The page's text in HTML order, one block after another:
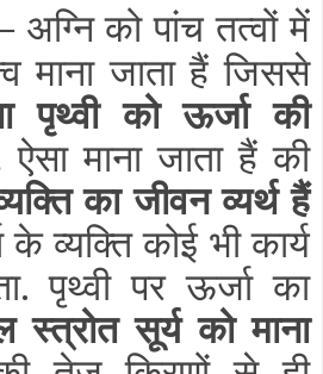
अग्नि को पांच तत्वों में
माना जाता हैं जिससे
पृथ्वी को ऊर्जा की
ऐसा माना जाता हैं की
का जीवन व्यर्थ हैं
के व्यक्ति कोई भी कार्य
पृथ्वी पर ऊर्जा का
सूर्य को माना